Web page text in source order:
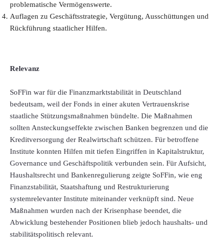
problematische Vermögenswerte.
Auflagen zu Geschäftsstrategie, Vergütung, Ausschüttungen und
Rückführung staatlicher Hilfen.
Relevanz
SoFFin war für die Finanzmarktstabilität in Deutschland
bedeutsam, weil der Fonds in einer akuten Vertrauenskrise
staatliche Stützungsmaßnahmen bündelte. Die Maßnahmen
sollten Ansteckungseffekte zwischen Banken begrenzen und die
Kreditversorgung der Realwirtschaft schützen. Für betroffene
Institute konnten Hilfen mit tiefen Eingriffen in Kapitalstruktur,
Governance und Geschäftspolitik verbunden sein. Für Aufsicht,
Haushaltsrecht und Bankenregulierung zeigte SoFFin, wie eng
Finanzstabilität, Staatshaftung und Restrukturierung
systemrelevanter Institute miteinander verknüpft sind. Neue
Maßnahmen wurden nach der Krisenphase beendet, die
Abwicklung bestehender Positionen blieb jedoch haushalts- und
stabilitätspolitisch relevant.